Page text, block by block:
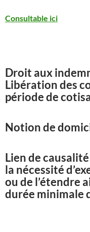
Consultable ici
Droit aux
Libération des
période de
Notion de
Lien de
la nécessité
ou de l’étendre
durée minimale